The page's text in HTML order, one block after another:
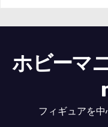
ホビーマ
フィギュアを